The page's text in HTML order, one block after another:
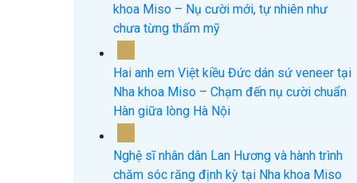
khoa Miso – Nụ cười mới, tự nhiên như
chưa từng thẩm mỹ
Hai anh em Việt kiều Đức dán sứ veneer tại
Nha khoa Miso – Chạm đến nụ cười chuẩn
Hàn giữa lòng Hà Nội
Nghệ sĩ nhân dân Lan Hương và hành trình
chăm sóc răng định kỳ tại Nha khoa Miso